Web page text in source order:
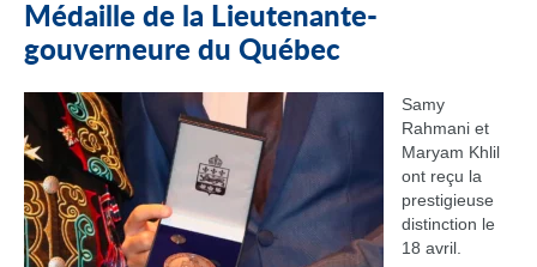
Médaille de la Lieutenante-
gouverneure du Québec
Samy
Rahmani et
Maryam Khlil
ont reçu la
prestigieuse
distinction le
18 avril.